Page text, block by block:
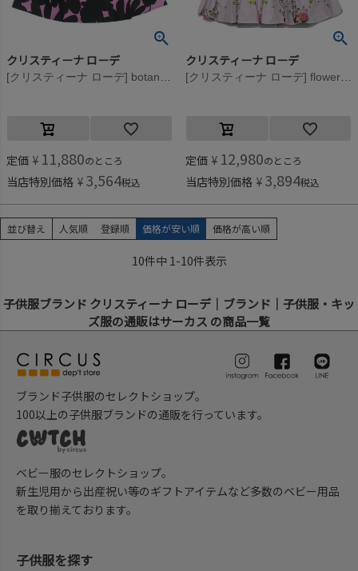
クリスティーナ ローデ
[クリスティーナ ローデ] botanical ドレス ピンク(015)
定価 ¥ 11,880のところ
当店特別価格 ¥ 3,564税込
クリスティーナ ローデ
[クリスティーナ ローデ] flowerドレス ピンク(016)
定価 ¥ 12,980のところ
当店特別価格 ¥ 3,894税込
並び替え 人気順 登録順 価格が安い順 価格が高い順
10件中 1-10件表示
子供服ブランド クリスティーナ ローデ｜ブランド｜子供服・キッ
ズ服の通販はサーカス の商品一覧
ブランド子供服のセレクトショップ。
100以上の子供服ブランドの通販を行っています。
ベビー服のセレクトショップ。
新生児用から出産祝い等のギフトアイテムなど多数のベビー用品
を取り揃えております。
子供服を探す